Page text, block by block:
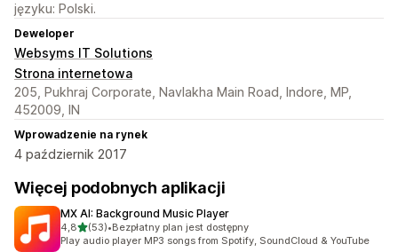
języku: Polski.
Deweloper
Websyms IT Solutions
Strona internetowa
205, Pukhraj Corporate, Navlakha Main Road, Indore, MP,
452009, IN
Wprowadzenie na rynek
4 październik 2017
Więcej podobnych aplikacji
MX AI: Background Music Player
4,8na 5 gwiazdek
(53)
Łączna liczba recenzji: 53
•Bezpłatny plan jest dostępny
Play audio player MP3 songs from Spotify, SoundCloud & YouTube